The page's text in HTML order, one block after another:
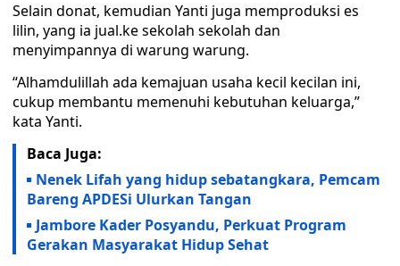
Selain donat, kemudian Yanti juga memproduksi es
lilin, yang ia jual.ke sekolah sekolah dan
menyimpannya di warung warung.
“Alhamdulillah ada kemajuan usaha kecil kecilan ini,
cukup membantu memenuhi kebutuhan keluarga,”
kata Yanti.
Baca Juga:
Nenek Lifah yang hidup sebatangkara, Pemcam
Bareng APDESi Ulurkan Tangan
Jambore Kader Posyandu, Perkuat Program
Gerakan Masyarakat Hidup Sehat